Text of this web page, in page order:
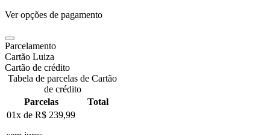
Ver opções de pagamento
Parcelamento
Cartão Luiza
Cartão de crédito
Tabela de parcelas de Cartão
de crédito
Parcelas
Total
01x de R$ 239,99